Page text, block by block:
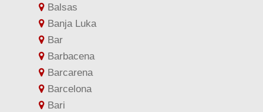
Balsas
Banja Luka
Bar
Barbacena
Barcarena
Barcelona
Bari